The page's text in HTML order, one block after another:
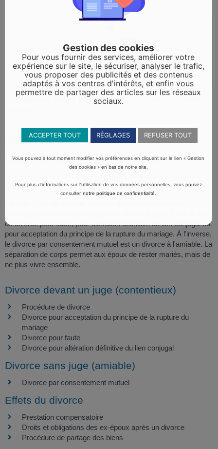
Accueil particuliers Famille - Scolarité
Divorce, séparation de corps
(Première ministre)
du divorce pour faute, pour altération définitive du lien conjugal ou
pour acceptation du principe de la rupture du mariage. À l'inverse,
le divorce par consentement mutuel est un divorce à l'amiable. La
séparation de corps permet aux époux de rester mariés, mais de
ne plus vivre ensemble.
Divorce devant un juge (contentieux)
Procédure de divorce
Divorce pour acceptation du principe de la rupture du
mariage
Divorce pour faute
Divorce pour altération définitive du lien conjugal
Divorce sans juge (amiable)
Divorce par consentement mutuel
Effets du divorce
Prestation compensatoire
Droits et obligations des ex-époux après un divorce
Procédure de partage des biens
Gestion des cookies
Pour vous fournir des services, améliorer votre
expérience sur le site, le sécuriser, analyser le trafic,
vous proposer des publicités et des contenus
adaptés à vos centres d'intérêts, et enfin vous
permettre de partager des articles sur les réseaux
sociaux.
ACCEPTER TOUT RÉGLAGES REFUSER TOUT
Vous pouvez à tout moment modifier vos préférences en cliquant sur le lien « Gestion
des cookies » en bas de notre site.
Pour plus d’informations sur l’utilisation de vos données personnelles, vous pouvez
consulternotre politique de confidentialité